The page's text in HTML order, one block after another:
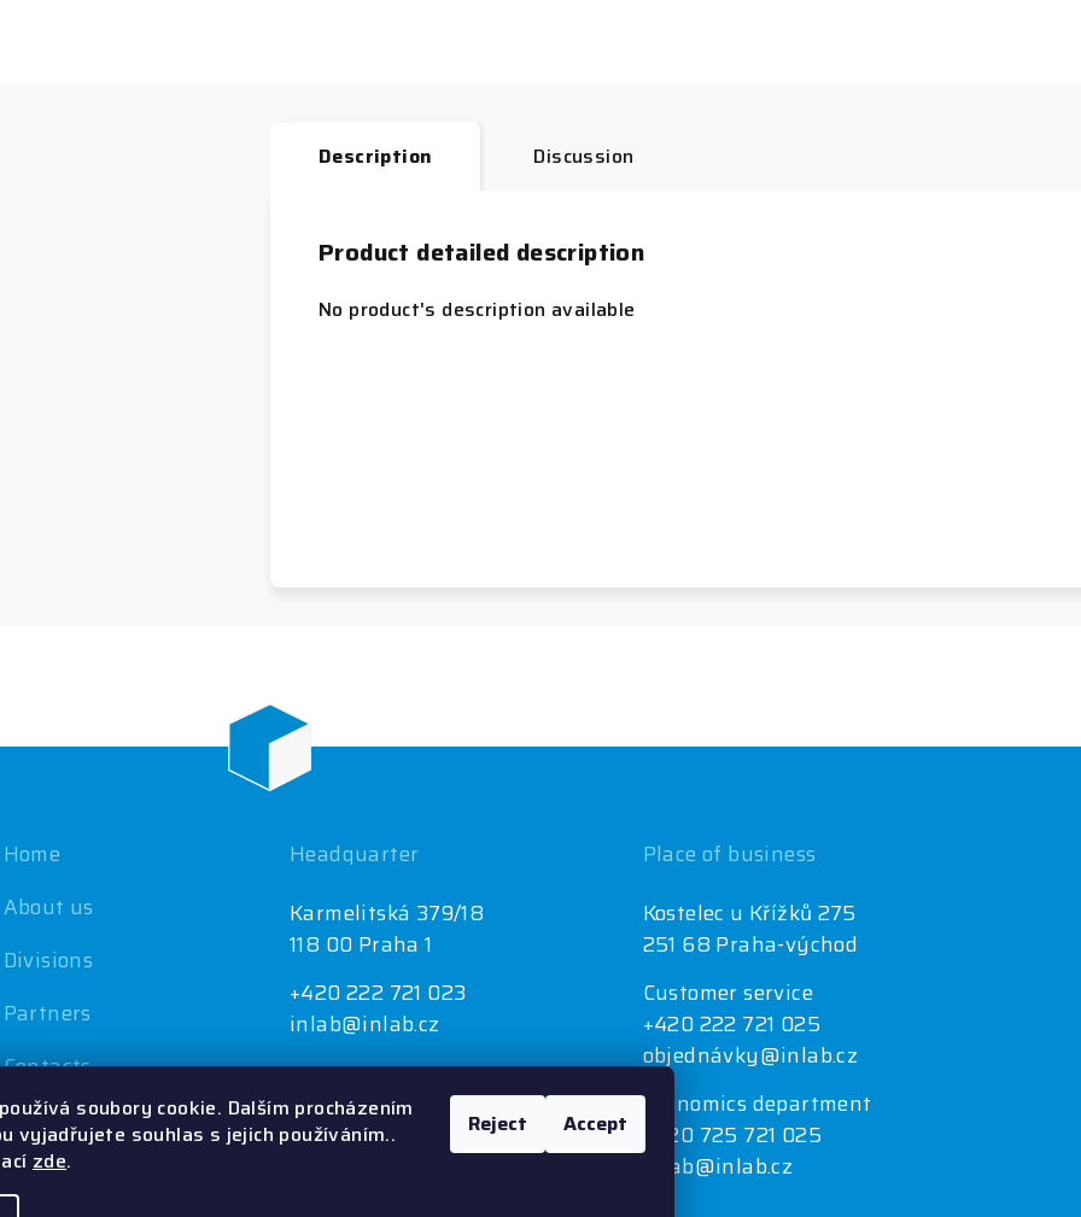
soubory cookie. Dalším procházením
vyjadřujete souhlas s jejich používáním..
zde.
Reject Accept
Description Discussion
Product detailed description
No product's description available
Home
About us
Divisions
Partners
Contacts
Headquarter
Karmelitská 379/18
118 00 Praha 1
+420 222 721 023
inlab@inlab.cz
Place of business
Kostelec u Křížků 275
251 68 Praha-východ
Customer service
+420 222 721 025
objednávky@inlab.cz
Economics department
+420 725 721 025
inlab@inlab.cz